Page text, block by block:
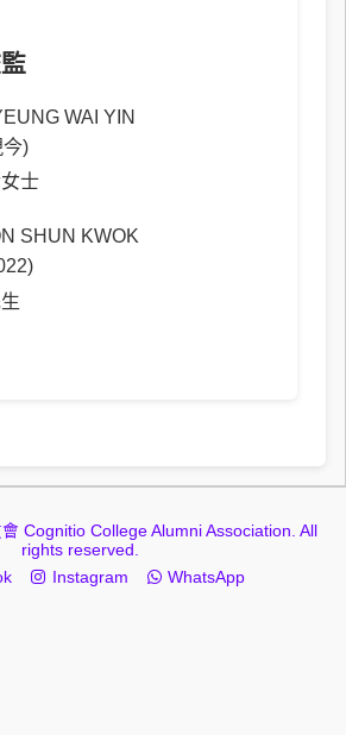
WAI YIN
)
士
SHUN KWOK
Cognitio College Alumni Association. All
rights reserved.
Instagram WhatsApp